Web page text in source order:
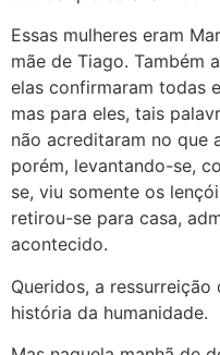
Essas mulheres eram
mãe de Tiago. Também
elas confirmaram todas
mas para eles, tais
não acreditaram no que
porém, levantando-se,
se, viu somente os
retirou-se para casa,
acontecido.
Queridos, a
história da humanidade.